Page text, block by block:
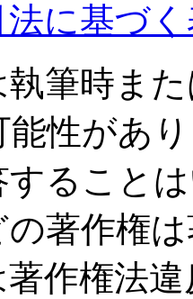
に基づ
筆時ま
能性があ
ること
著作権
作権法